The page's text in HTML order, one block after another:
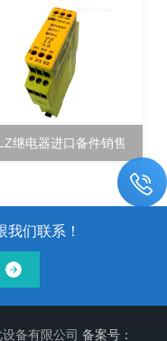
继电器进口备件销售
们联系！
备有限公司 备案号：